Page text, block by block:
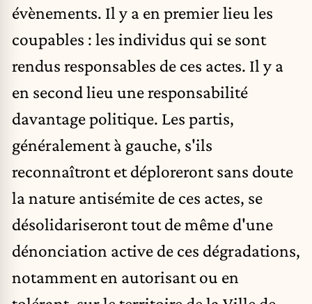
évènements. Il y a en premier lieu les
coupables : les individus qui se sont
rendus responsables de ces actes. Il y a
en second lieu une responsabilité
davantage politique. Les partis,
généralement à gauche, s'ils
reconnaîtront et déploreront sans doute
la nature antisémite de ces actes, se
désolidariseront tout de même d'une
dénonciation active de ces dégradations,
notamment en autorisant ou en